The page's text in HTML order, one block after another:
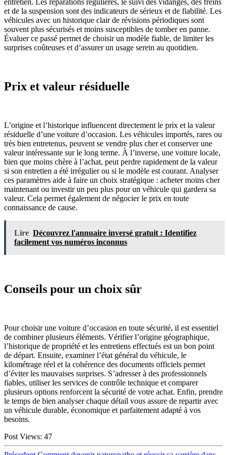
entretien. Les réparations régulières, le suivi des vidanges, des freins
et de la suspension sont des indicateurs de sérieux et de fiabilité. Les
véhicules avec un historique clair de révisions périodiques sont
souvent plus sécurisés et moins susceptibles de tomber en panne.
Évaluer ce passé permet de choisir un modèle fiable, de limiter les
surprises coûteuses et d’assurer un usage serein au quotidien.
Prix et valeur résiduelle
L’origine et l’historique influencent directement le prix et la valeur
résiduelle d’une voiture d’occasion. Les véhicules importés, rares ou
très bien entretenus, peuvent se vendre plus cher et conserver une
valeur intéressante sur le long terme. À l’inverse, une voiture locale,
bien que moins chère à l’achat, peut perdre rapidement de la valeur
si son entretien a été irrégulier ou si le modèle est courant. Analyser
ces paramètres aide à faire un choix stratégique : acheter moins cher
maintenant ou investir un peu plus pour un véhicule qui gardera sa
valeur. Cela permet également de négocier le prix en toute
connaissance de cause.
Lire Découvrez l'annuaire inversé gratuit : Identifiez
facilement vos numéros inconnus
Conseils pour un choix sûr
Pour choisir une voiture d’occasion en toute sécurité, il est essentiel
de combiner plusieurs éléments. Vérifier l’origine géographique,
l’historique de propriété et les entretiens effectués est un bon point
de départ. Ensuite, examiner l’état général du véhicule, le
kilométrage réel et la cohérence des documents officiels permet
d’éviter les mauvaises surprises. S’adresser à des professionnels
fiables, utiliser les services de contrôle technique et comparer
plusieurs options renforcent la sécurité de votre achat. Enfin, prendre
le temps de bien analyser chaque détail vous assure de repartir avec
un véhicule durable, économique et parfaitement adapté à vos
besoins.
Post Views: 47